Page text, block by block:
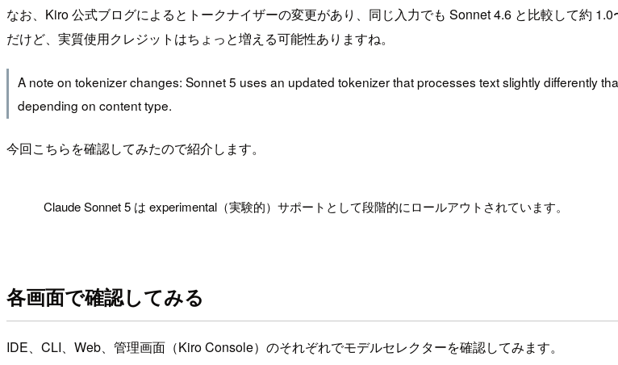
なお、Kiro 公式ブログによるとトークナイザーの変更があり、同じ入力でも Sonnet 4.6 と比較して約
だけど、実質使用クレジットはちょっと増える可能性ありますね。
A note on tokenizer changes: Sonnet 5 uses an updated tokenizer that processes text slightly differently
depending on content type.
今回こちらを確認してみたので紹介します。
Claude Sonnet 5 は experimental（実験的）サポートとして段階的にロールアウトされています。
各画面で確認してみる
IDE、CLI、Web、管理画面（Kiro Console）のそれぞれでモデルセレクターを確認してみます。